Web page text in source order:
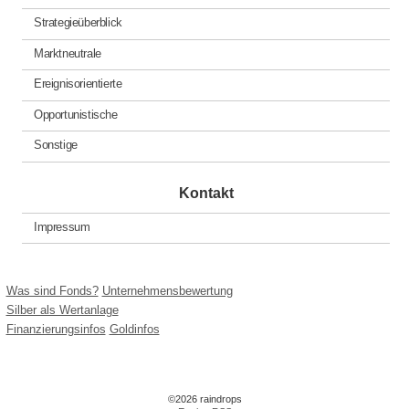
Strategieüberblick
Marktneutrale
Ereignisorientierte
Opportunistische
Sonstige
Kontakt
Impressum
Was sind Fonds? Unternehmensbewertung
Silber als Wertanlage
Finanzierungsinfos Goldinfos
©2026 raindrops